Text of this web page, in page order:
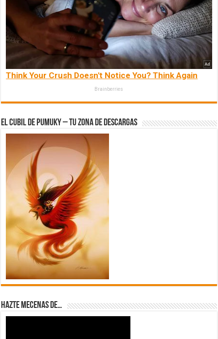
Think Your Crush Doesn't Notice You? Think Again
Brainberries
El Cubil de Pumuky – Tu zona de Descargas
Hazte Mecenas de…